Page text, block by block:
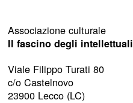
Associazione culturale
Il fascino degli intellettuali
Viale Filippo Turati 80
c/o Castelnovo
23900 Lecco (LC)